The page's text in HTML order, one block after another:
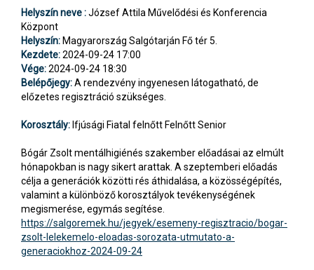
Helyszín neve :József Attila Művelődési és Konferencia
Központ
Helyszín: Magyarország Salgótarján Fő tér 5.
Kezdete:2024-09-24 17:00
Vége:2024-09-24 18:30
Belépőjegy:A rendezvény ingyenesen látogatható, de
előzetes regisztráció szükséges.
Korosztály: Ifjúsági Fiatal felnőtt Felnőtt Senior
Bógár Zsolt mentálhigiénés szakember előadásai az elmúlt
hónapokban is nagy sikert arattak. A szeptemberi előadás
célja a generációk közötti rés áthidalása, a közösségépítés,
valamint a különböző korosztályok tevékenységének
megismerése, egymás segítése.
https://salgoremek.hu/jegyek/esemeny-regisztracio/bogar-
zsolt-lelekemelo-eloadas-sorozata-utmutato-a-
generaciokhoz-2024-09-24